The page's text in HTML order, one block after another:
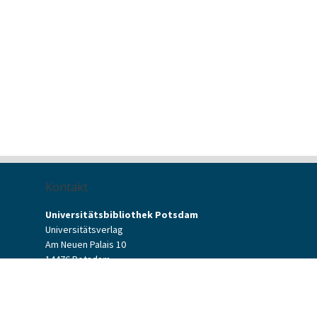
Kontakt
Universitätsbibliothek Potsdam
Universitätsverlag
Am Neuen Palais 10
14476 Potsdam